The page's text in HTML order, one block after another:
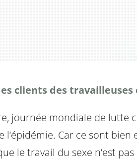
clients des
journée mondiale de lutte
l’épidémie. Car ce sont
le travail du sexe n’est